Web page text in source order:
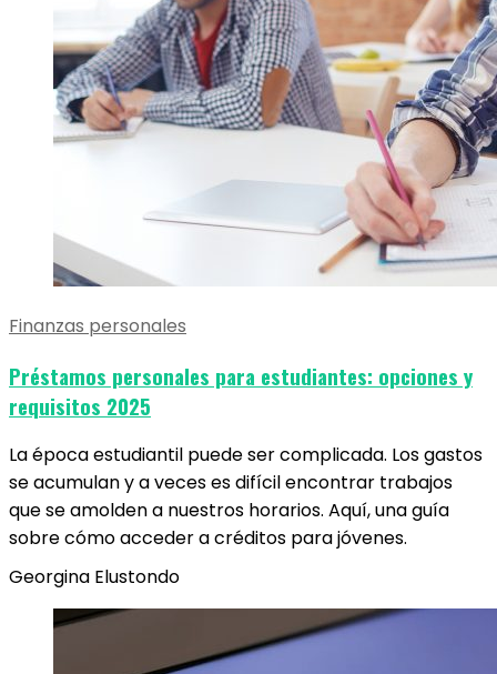
Finanzas personales
Préstamos personales para estudiantes: opciones y
requisitos 2025
La época estudiantil puede ser complicada. Los gastos
se acumulan y a veces es difícil encontrar trabajos
que se amolden a nuestros horarios. Aquí, una guía
sobre cómo acceder a créditos para jóvenes.
Georgina Elustondo